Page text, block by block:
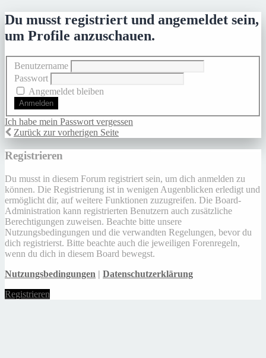
Du musst registriert und angemeldet sein,
um Profile anzuschauen.
Benutzername
Passwort
Angemeldet bleiben
Ich habe mein Passwort vergessen
Zurück zur vorherigen Seite
Registrieren
Du musst in diesem Forum registriert sein, um dich anmelden zu
können. Die Registrierung ist in wenigen Augenblicken erledigt und
ermöglicht dir, auf weitere Funktionen zuzugreifen. Die Board-
Administration kann registrierten Benutzern auch zusätzliche
Berechtigungen zuweisen. Beachte bitte unsere
Nutzungsbedingungen und die verwandten Regelungen, bevor du
dich registrierst. Bitte beachte auch die jeweiligen Forenregeln,
wenn du dich in diesem Board bewegst.
Nutzungsbedingungen | Datenschutzerklärung
Registrieren